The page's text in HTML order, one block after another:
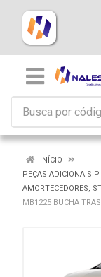
INÍCIO
PEÇAS ADICIONAIS
AMORTECEDORES,
MB1225 BUCHA